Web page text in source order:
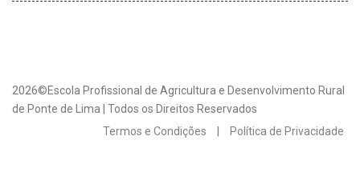
2026©Escola Profissional de Agricultura e Desenvolvimento Rural
de Ponte de Lima | Todos os Direitos Reservados
Termos e Condições
| Política de Privacidade